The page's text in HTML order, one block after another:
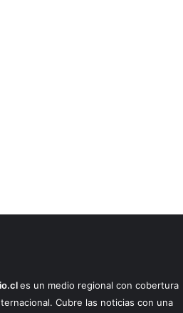
es un medio regional con cobertura
Cubre las noticias con una